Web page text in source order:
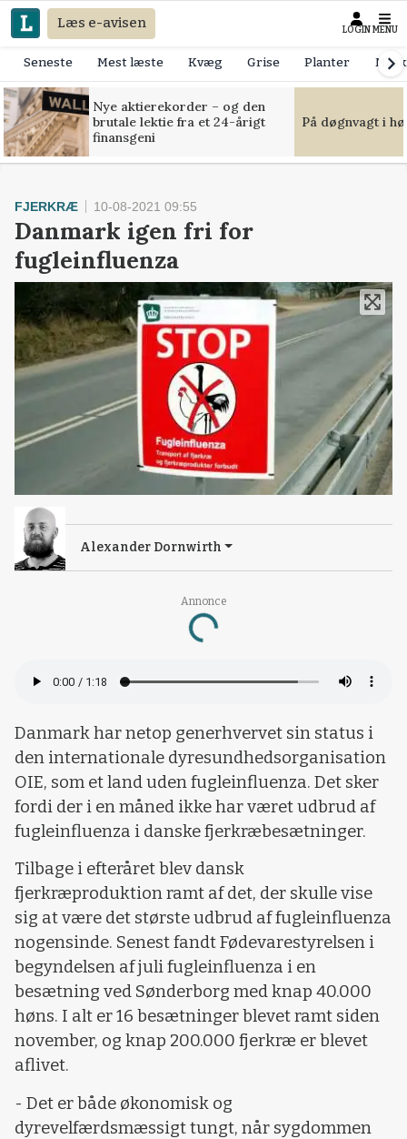
Læs e-avisen LOGIN MENU
Seneste Mest læste Kvæg Grise Planter
Nye aktierekorder – og den
brutale lektie fra et 24-årigt
finansgeni
På døgnvagt i
Annonce
Loading...
FJERKRÆ 10-08-2021 09:55
Danmark igen fri for
fugleinfluenza
Alexander Dornwirth
Danmark har netop generhvervet sin status i
den internationale dyresundhedsorganisation
OIE, som et land uden fugleinfluenza. Det sker
fordi der i en måned ikke har været udbrud af
fugleinfluenza i danske fjerkræbesætninger.
Tilbage i efteråret blev dansk
fjerkræproduktion ramt af det, der skulle vise
sig at være det største udbrud af fugleinfluenza
nogensinde. Senest fandt Fødevarestyrelsen i
begyndelsen af juli fugleinfluenza i en
besætning ved Sønderborg med knap 40.000
høns. I alt er 16 besætninger blevet ramt siden
november, og knap 200.000 fjerkræ er blevet
aflivet.
- Det er både økonomisk og
dyrevelfærdsmæssigt tungt, når sygdommen